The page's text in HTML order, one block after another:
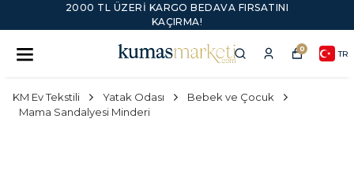
2000 TL ÜZERI KARGO BEDAVA FIRSATINI
KAÇIRMA!
0 TR
KM Ev Tekstili Yatak Odası
Bebek ve Çocuk
Mama Sandalyesi Minderi